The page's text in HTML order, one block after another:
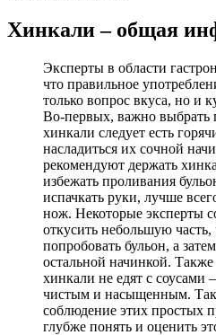
Хинкали – общая
Эксперты в области
что правильное
только вопрос вкуса, но и
Во-первых, важно выбрать
хинкали следует есть
насладиться их сочной
рекомендуют держать
избежать проливания
испачкать руки, лучше
нож. Некоторые эксперты
откусить небольшую
попробовать бульон, а
остальной начинкой.
хинкали не едят с
чистым и насыщенным.
соблюдение этих простых
глубже понять и оценить